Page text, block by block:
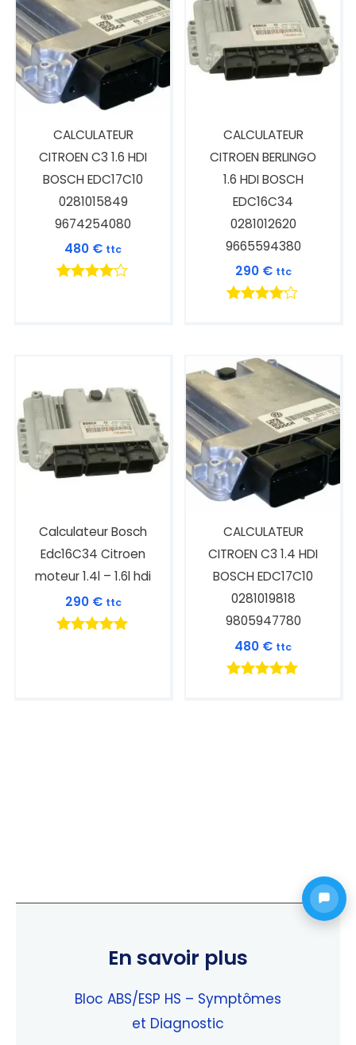
CALCULATEUR
CITROEN C3 1.6 HDI
BOSCH EDC17C10
0281015849
9674254080
480 € ttc
CALCULATEUR
CITROEN BERLINGO
1.6 HDI BOSCH
EDC16C34
0281012620
9665594380
290 € ttc
Calculateur Bosch
Edc16C34 Citroen
moteur 1.4l – 1.6l hdi
290 € ttc
CALCULATEUR
CITROEN C3 1.4 HDI
BOSCH EDC17C10
0281019818
9805947780
480 € ttc
En savoir plus
Bloc ABS/ESP HS – Symptômes
et Diagnostic